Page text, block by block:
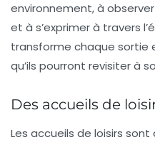
environnement, à
et à s’exprimer à travers
transforme chaque sortie
qu’ils pourront revisiter à
Des accueils de
Les accueils de loisirs sont